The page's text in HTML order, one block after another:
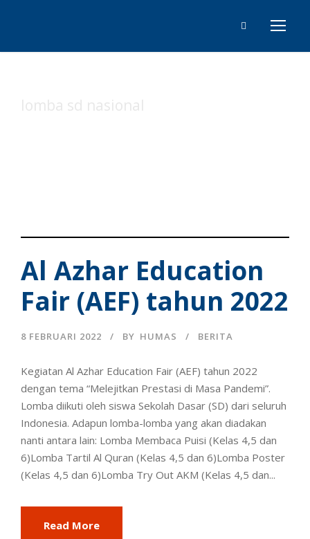
Al Azhar Education
Fair (AEF) tahun 2022
8 FEBRUARI 2022 BY HUMAS BERITA
Kegiatan Al Azhar Education Fair (AEF) tahun 2022
dengan tema “Melejitkan Prestasi di Masa Pandemi”.
Lomba diikuti oleh siswa Sekolah Dasar (SD) dari seluruh
Indonesia. Adapun lomba-lomba yang akan diadakan
nanti antara lain: Lomba Membaca Puisi (Kelas 4,5 dan
6)Lomba Tartil Al Quran (Kelas 4,5 dan 6)Lomba Poster
(Kelas 4,5 dan 6)Lomba Try Out AKM (Kelas 4,5 dan...
Read More